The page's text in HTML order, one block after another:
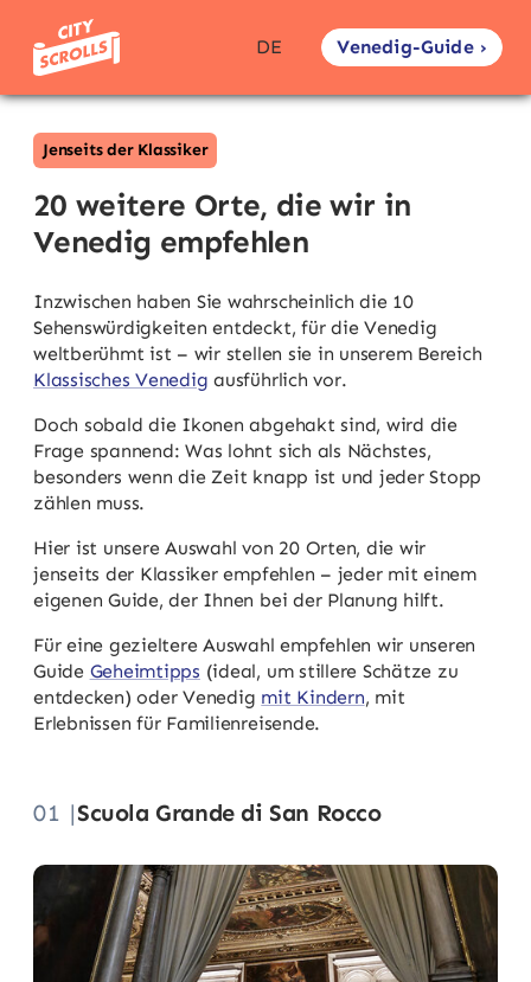
DE Venedig-Guide ›
20 weitere Orte, die wir in
Venedig empfehlen
Jenseits der Klassiker
Inzwischen haben Sie wahrscheinlich die 10
Sehenswürdigkeiten entdeckt, für die Venedig
weltberühmt ist – wir stellen sie in unserem Bereich
Klassisches Venedig ausführlich vor.
Doch sobald die Ikonen abgehakt sind, wird die
Frage spannend: Was lohnt sich als Nächstes,
besonders wenn die Zeit knapp ist und jeder Stopp
zählen muss.
Hier ist unsere Auswahl von 20 Orten, die wir
jenseits der Klassiker empfehlen – jeder mit einem
eigenen Guide, der Ihnen bei der Planung hilft.
Für eine gezieltere Auswahl empfehlen wir unseren
Guide Geheimtipps (ideal, um stillere Schätze zu
entdecken) oder Venedig mit Kindern, mit
Erlebnissen für Familienreisende.
01 |Scuola Grande di San Rocco